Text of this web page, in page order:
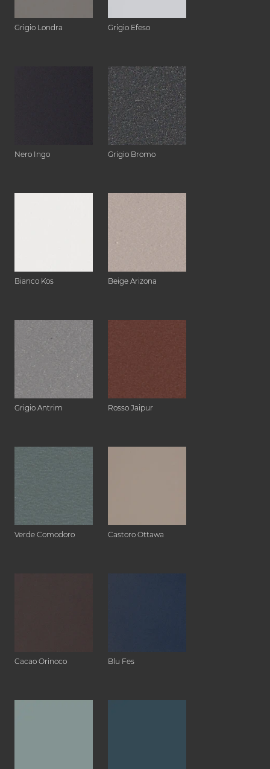
Grigio Londra Grigio Efeso
Nero Ingo Grigio Bromo
Bianco Kos Beige Arizona
Grigio Antrim Rosso Jaipur
Verde Comodoro Castoro Ottawa
Cacao Orinoco Blu Fes